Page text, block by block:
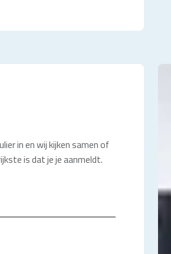
in en wij kijken samen of
is dat je je aanmeldt.